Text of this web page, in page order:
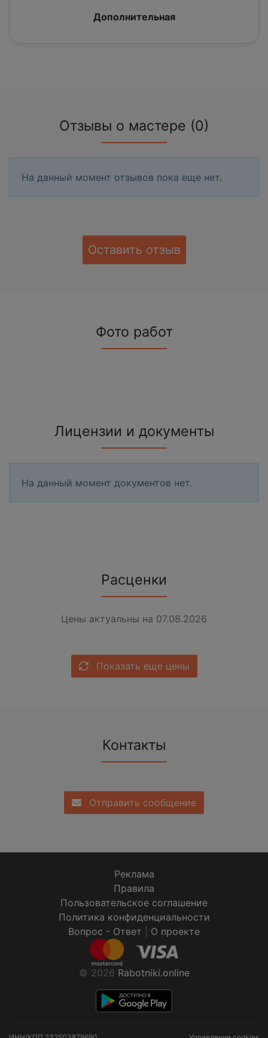
Дополнительная
Отзывы о мастере (0)
На данный момент отзывов пока еще нет.
Оставить отзыв
Фото работ
Лицензии и документы
На данный момент документов нет.
Расценки
Цены актуальны на 07.08.2026
Показать еще цены
Контакты
Отправить сообщение
Реклама
Правила
Пользовательское соглашение
Политика конфиденциальности
Вопрос - Ответ
О проекте
© 2026 Rabotniki.online